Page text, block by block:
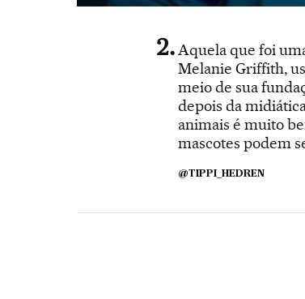
Aquela que foi
Melanie Griffith,
meio de sua
depois da
animais é muito
mascotes podem
@TIPPI_HEDREN